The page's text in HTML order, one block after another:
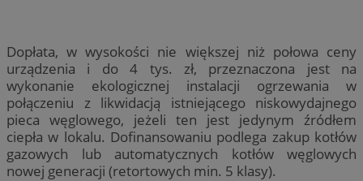
Dopłata, w wysokości nie większej niż połowa ceny
urządzenia i do 4 tys. zł, przeznaczona jest na
wykonanie ekologicznej instalacji ogrzewania w
połączeniu z likwidacją istniejącego niskowydajnego
pieca węglowego, jeżeli ten jest jedynym źródłem
ciepła w lokalu. Dofinansowaniu podlega zakup kotłów
gazowych lub automatycznych kotłów węglowych
nowej generacji (retortowych min. 5 klasy).